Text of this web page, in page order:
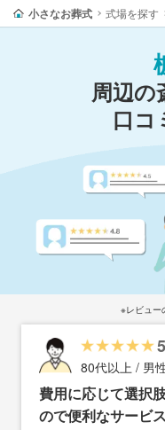
小さなお葬式 式場を探す
周辺の
口コ
※レビュー
費用に応じて選択
ので便利なサービス